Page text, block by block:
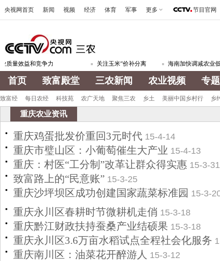
央视网首页 新闻 视频 经济 体育 军事 更多 节目官网
量效益和竞争力 关注玉米“价补分离 海南加快调减农业低
首页 致富殿堂 三农新闻 农业视频 专题
致富经 每日农经 科技苑 农广天地 聚焦三农 乡土 美丽中国乡村行 乡
重庆农业资讯
重庆鸡蛋批发价重回3元时代 15-4-14
重庆市璧山区：小葡萄催生大产业 15-4-13
重庆：村医“工分制”改革让群众得实惠 15-3-31
致富路上的“民意账” 15-3-25
重庆沙坪坝区成功创建国家蔬菜标准园 15-3-
重庆永川区春耕时节微耕机走俏 15-3-18
重庆黔江财政扶持蚕桑产业结硕果 15-3-18
重庆永川区3.6万亩水稻试点全程社会化服务
重庆南川区：油菜花开醉游人 15-3-12